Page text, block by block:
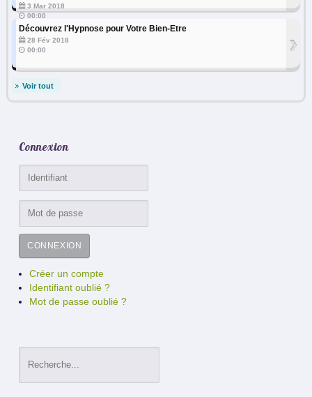
3 Mar 2018
00:00
Découvrez l'Hypnose pour Votre Bien-Etre
28 Fév 2018
00:00
›
Voir tout
Connexion
CONNEXION
Créer un compte
Identifiant oublié ?
Mot de passe oublié ?